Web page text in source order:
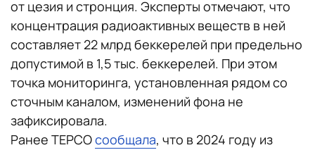
от цезия и стронция. Эксперты отмечают, что
концентрация радиоактивных веществ в ней
составляет 22 млрд беккерелей при предельно
допустимой в 1,5 тыс. беккерелей. При этом
точка мониторинга, установленная рядом со
сточным каналом, изменений фона не
зафиксировала.
Ранее TEPCOсообщала, что в 2024 году из